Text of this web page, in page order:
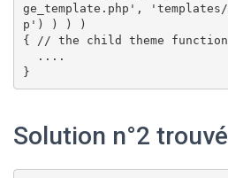
ge_template.php', 'templates/
p') ) ) )
{ // the child theme function
Solution n°2